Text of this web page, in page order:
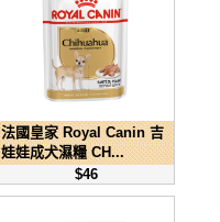
法國皇家 Royal Canin 吉
娃娃成犬濕糧 CH...
$46